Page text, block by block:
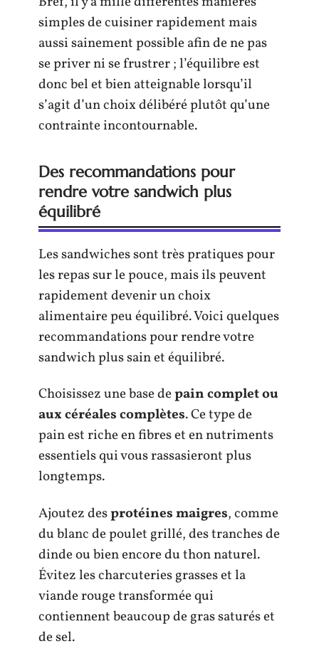
simples de cuisiner rapidement mais
aussi sainement possible afin de ne pas
se priver ni se frustrer ; l’équilibre est
donc bel et bien atteignable lorsqu’il
s’agit d’un choix délibéré plutôt qu’une
contrainte incontournable.
Des recommandations pour
rendre votre sandwich plus
équilibré
Les sandwiches sont très pratiques pour
les repas sur le pouce, mais ils peuvent
rapidement devenir un choix
alimentaire peu équilibré. Voici quelques
recommandations pour rendre votre
sandwich plus sain et équilibré.
Choisissez une base depain complet ou
aux céréales complètes. Ce type de
pain est riche en fibres et en nutriments
essentiels qui vous rassasieront plus
longtemps.
Ajoutez desprotéines maigres, comme
du blanc de poulet grillé, des tranches de
dinde ou bien encore du thon naturel.
Évitez les charcuteries grasses et la
viande rouge transformée qui
contiennent beaucoup de gras saturés et
de sel.